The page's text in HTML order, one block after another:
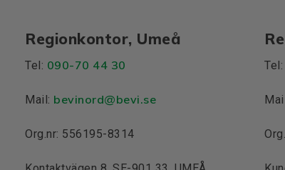
Regionkontor, Umeå
Tel: 090-70 44 30
Mail: bevinord@bevi.se
Org.nr: 556195-8314
Tel: